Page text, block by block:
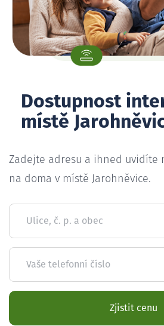
Dostupnost
místě
Zadejte adresu a ihned uvidíte
na doma v místě Jarohněvice.
Ulice, č. p. a obec
Vaše telefonní číslo
Zjistit cenu